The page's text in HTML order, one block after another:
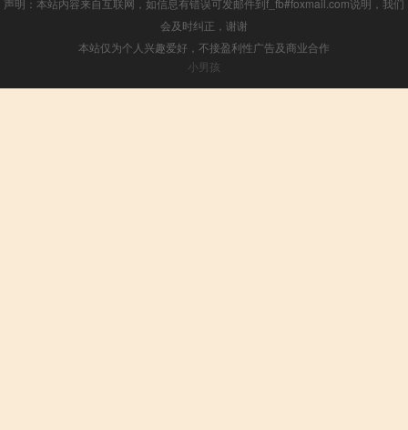
声明：本站内容来自互联网，如信息有错误可发邮件到f_fb#foxmail.com说明，我们
会及时纠正，谢谢
本站仅为个人兴趣爱好，不接盈利性广告及商业合作
小男孩